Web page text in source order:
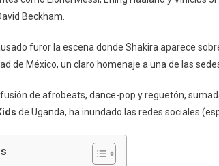
Beckham.
furor la escena donde Shakira aparece
de México, un claro homenaje a una de las
fusión de afrobeats, dance-pop y reguetón,
de Uganda, ha inundado las redes sociales